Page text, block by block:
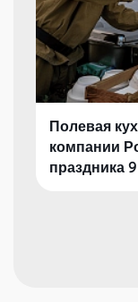
Полевая
компании
праздника